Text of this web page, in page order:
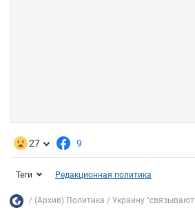
27 9
Теги Редакционная политика
(Архив) Политика Украину